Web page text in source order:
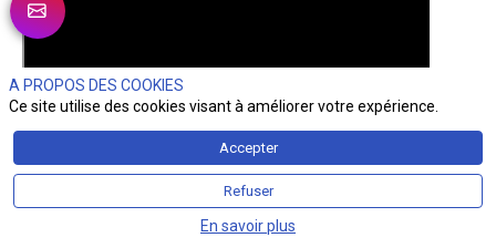
A PROPOS DES COOKIES
Ce site utilise des cookies visant à améliorer votre expérience.
Accepter
Refuser
En savoir plus